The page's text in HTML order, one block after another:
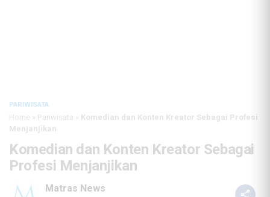
PARIWISATA
Home » Pariwisata » Komedian dan Konten Kreator Sebagai Profesi
Menjanjikan
Komedian dan Konten Kreator Sebagai
Profesi Menjanjikan
Matras News